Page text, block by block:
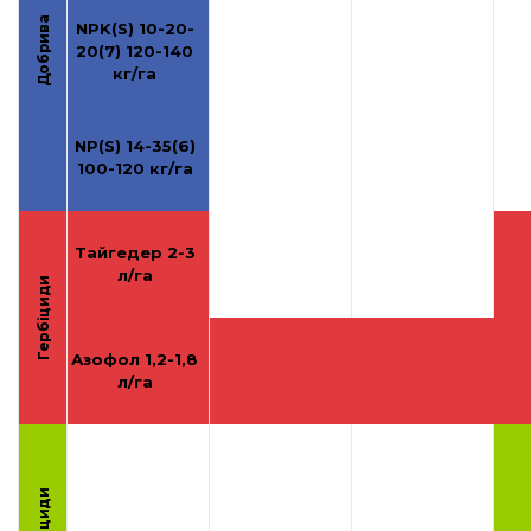
Добрива
Гербіциди
NPK(S) 10-20-
20(7) 120-140
кг/га
NP(S) 14-35(6)
100-120 кг/га
Тайгедер 2-3
л/га
Азофол 1,2-1,8
л/га